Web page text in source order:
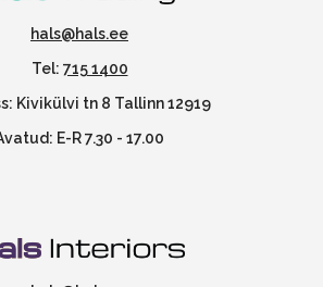
hals@hals.ee
Tel: 715 1400
Kivikülvi tn 8 Tallinn 12919
E-R 7.30 - 17.00